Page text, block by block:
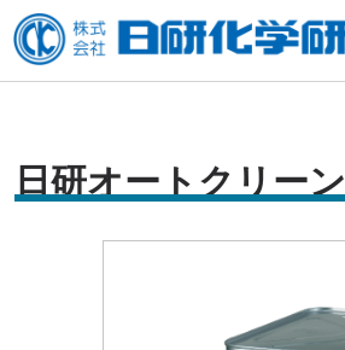
内
容
キ日研オートクリーン